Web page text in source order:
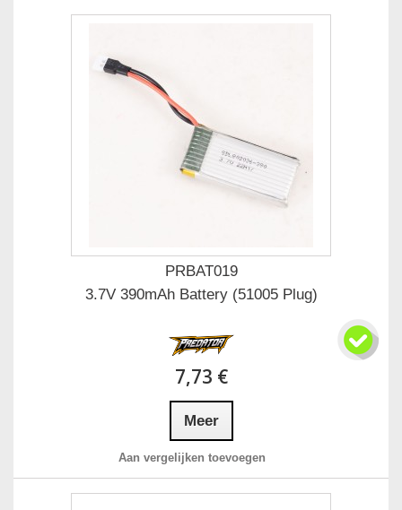
PRBAT019
3.7V 390mAh Battery (51005 Plug)
7,73 €
Meer
Aan vergelijken toevoegen